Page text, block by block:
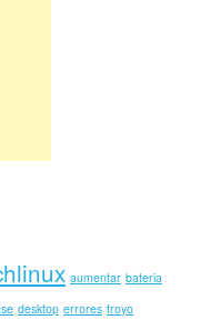
aumentar bateria
desktop errores froyo